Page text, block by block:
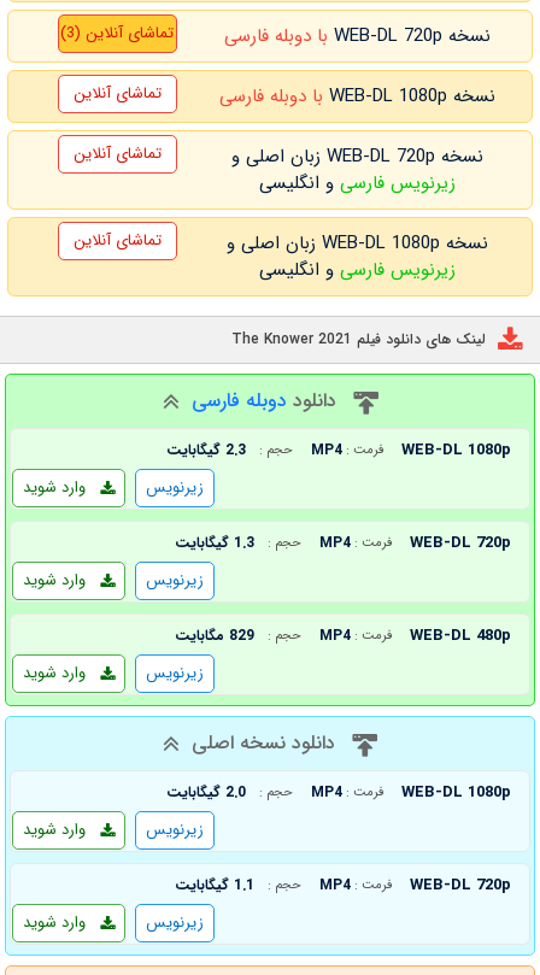
نسخه WEB-DL 720p با دوبله فارسی تماشای آنلاین (3)
نسخه WEB-DL 1080p با دوبله فارسی تماشای آنلاین
نسخه WEB-DL 720p زبان اصلی و
زیرنویس فارسی و انگلیسی
تماشای آنلاین
نسخه WEB-DL 1080p زبان اصلی و
زیرنویس فارسی و انگلیسی
تماشای آنلاین
لینک های دانلود فیلم The Knower 2021
دانلود دوبله فارسی
WEB-DL 1080p فرمت : MP4 حجم : 2.3 گیگابایت
وارد شوید زیرنویس
WEB-DL 720p فرمت : MP4 حجم : 1.3 گیگابایت
وارد شوید زیرنویس
WEB-DL 480p فرمت : MP4 حجم : 829 مگابایت
وارد شوید زیرنویس
دانلود نسخه اصلی
WEB-DL 1080p فرمت : MP4 حجم : 2.0 گیگابایت
وارد شوید زیرنویس
WEB-DL 720p فرمت : MP4 حجم : 1.1 گیگابایت
وارد شوید زیرنویس